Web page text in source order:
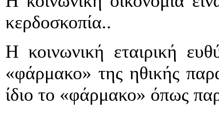
κερδοσκοπία..
Η κοινωνική εταιρική
«φάρμακο» της ηθικής
ίδιο το «φάρμακο» όπως